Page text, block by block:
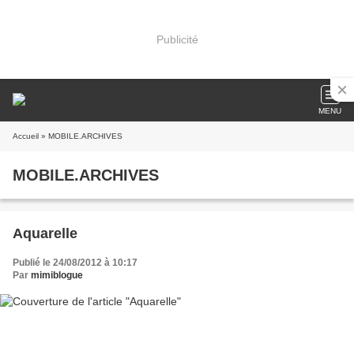
Publicité
MENU
Accueil » MOBILE.ARCHIVES
MOBILE.ARCHIVES
Aquarelle
Publié le 24/08/2012 à 10:17
Par mimiblogue